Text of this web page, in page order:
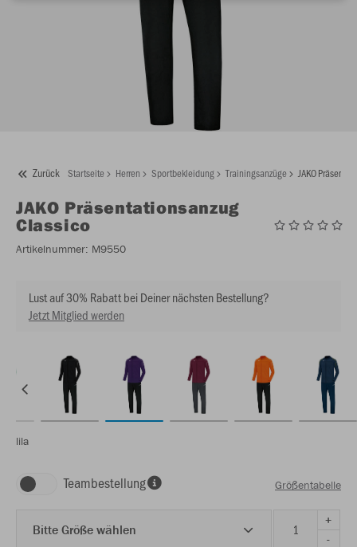
Zurück Startseite Herren Sportbekleidung Trainingsanzüge JAKO
JAKO Präsentationsanzug
Classico
Artikelnummer: M9550
Lust auf 30% Rabatt bei Deiner nächsten Bestellung?
Jetzt Mitglied werden
lila
Teambestellung Größentabelle
Bitte Größe wählen
+
-